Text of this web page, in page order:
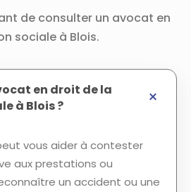
de consulter un avocat en
sociale à Blois.
en droit de la
à Blois ?
vous aider à contester
aux prestations ou
un accident ou une